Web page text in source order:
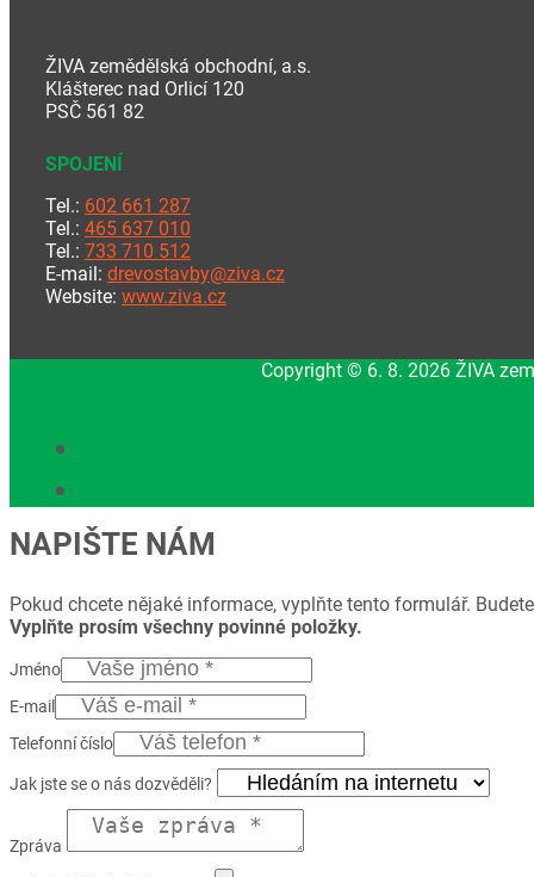
ŽIVA zemědělská obchodní, a.s.
Klášterec nad Orlicí 120
PSČ 561 82
SPOJENÍ
Tel.: 602 661 287
Tel.: 465 637 010
Tel.: 733 710 512
E-mail: drevostavby@ziva.cz
Website: www.ziva.cz
Copyright © 6. 8. 2026 ŽIVA
NAPIŠTE NÁM
Pokud chcete nějaké informace, vyplňte tento formulář.
Vyplňte prosím všechny povinné položky.
Jméno
E-mail
Telefonní číslo
Jak jste se o nás dozvěděli?
Zpráva